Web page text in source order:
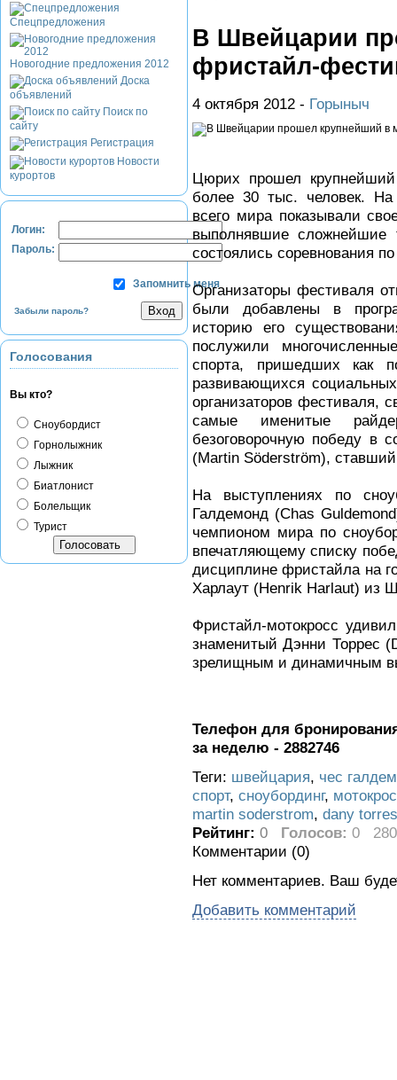
Спецпредложения
Новогодние предложения 2012
Доска
объявлений
Поиск по
сайту
Регистрация
Новости
курортов
Логин:
Пароль:
Запомнить меня
Забыли пароль?
Голосования
Вы кто?
Сноубордист
Горнолыжник
Лыжник
Биатлонист
Болельщик
Турист
В Швейцарии
фристайл-
4 октября 2012 - Горыныч
Цюрих прошел
более 30 тыс. человек.
всего мира показывали
выполнявшие сложнейшие
состоялись соревнования
Организаторы фестиваля
были добавлены в
историю его
послужили
спорта, пришедших как
развивающихся
организаторов фестиваля,
самые именитые
безоговорочную победу в
(Martin Söderström),
На выступлениях по
Галдемонд (Chas
чемпионом мира по
впечатляющему списку
дисциплине фристайла на
Харлаут (Henrik Harlaut) из
Фристайл-мотокросс
знаменитый Дэнни Торрес
зрелищным и динамичным
Телефон для
за неделю - 2882746
Теги: швейцария, чес
спорт, сноубординг,
martin soderstrom, dany torres
Рейтинг: 0 Голосов: 0
Комментарии (0)
Нет комментариев. Ваш
Добавить комментарий